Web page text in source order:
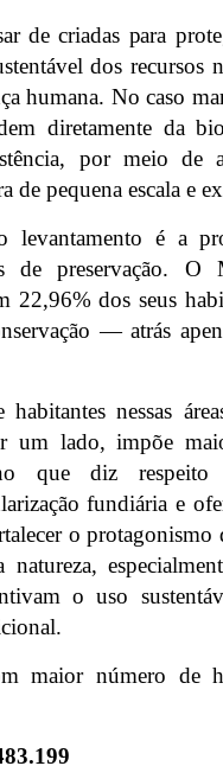
de criadas para
dos recursos
humana. No caso
diretamente da
por meio de
de pequena escala e
levantamento é a
de preservação. O
22,96% dos seus
— atrás
nessas
um lado, impõe
que diz respeito
fundiária e
o protagonismo
natureza,
o uso
maior número de